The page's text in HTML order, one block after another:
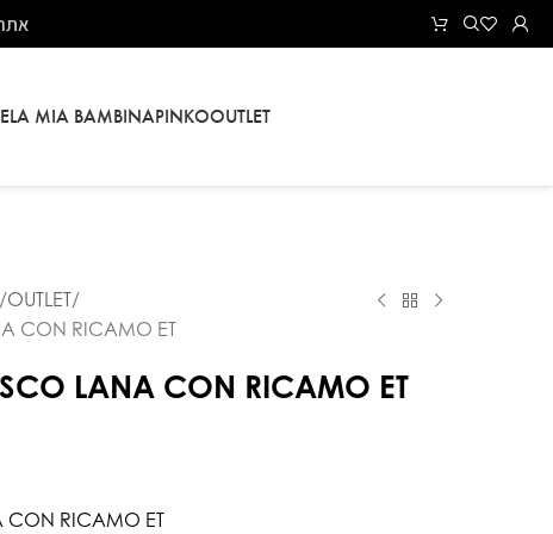
LA MIA BAMBINAPINKOOUTLET
OUTLET
CON RICAMO ET
LANA CON RICAMO ET
CON RICAMO ET